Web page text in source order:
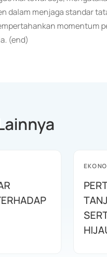
dalam menjaga standar
momentum
(end)